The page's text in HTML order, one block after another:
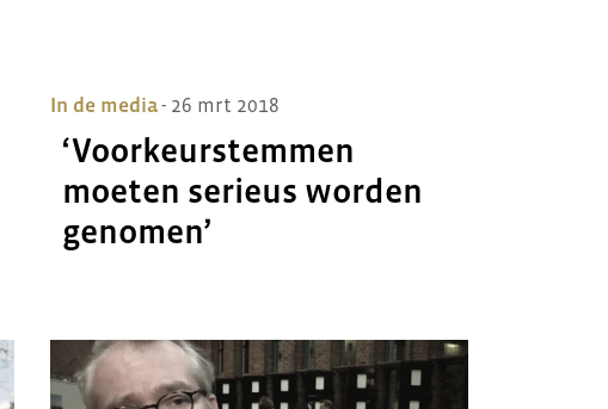
In de media- 26 mrt 2018
‘Voorkeurstemmen
moeten serieus worden
genomen’